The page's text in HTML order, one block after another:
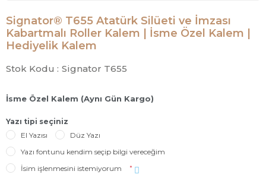
Signator® T655 Atatürk Silüeti ve İmzası
Kabartmalı Roller Kalem | İsme Özel Kalem |
Hediyelik Kalem
Stok Kodu : Signator T655
İsme Özel Kalem (Aynı Gün Kargo)
Yazı tipi seçiniz
El Yazısı
Düz Yazı
Yazı fontunu kendim seçip bilgi vereceğim
İsim işlenmesini istemiyorum
*